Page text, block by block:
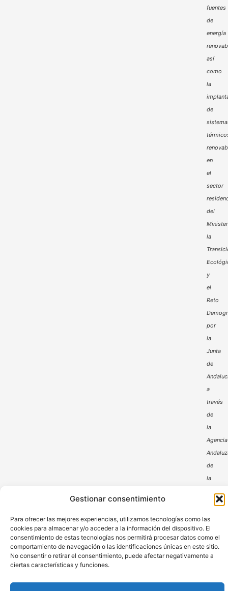
Gestionar consentimiento
Para ofrecer las mejores experiencias, utilizamos tecnologías como las
cookies para almacenar y/o acceder a la información del dispositivo. El
consentimiento de estas tecnologías nos permitirá procesar datos como el
comportamiento de navegación o las identificaciones únicas en este sitio.
No consentir o retirar el consentimiento, puede afectar negativamente a
ciertas características y funciones.
fuentes
de
energía
así
como
la
de
en
el
sector
del
la
y
el
Reto
por
la
Junta
de
a
través
de
la
Agencia
de
la
Aviso Legal Política de Privacidad